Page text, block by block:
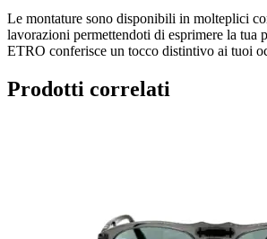
Le montature sono disponibili in molteplici
lavorazioni permettendoti di esprimere la tua
ETRO conferisce un tocco distintivo ai tuoi
Prodotti correlati